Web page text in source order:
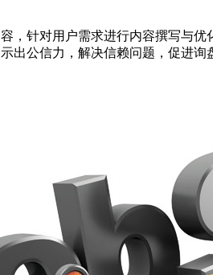
针对用户需求进行内容撰写与优
出公信力，解决信赖问题，促进询